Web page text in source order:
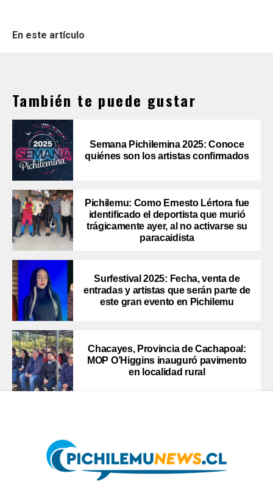
En este artículo
También te puede gustar
Semana Pichilemina 2025: Conoce
quiénes son los artistas confirmados
Pichilemu: Como Ernesto Lértora fue
identificado el deportista que murió
trágicamente ayer, al no activarse su
paracaidista
Surfestival 2025: Fecha, venta de
entradas y artistas que serán parte de
este gran evento en Pichilemu
Chacayes, Provincia de Cachapoal:
MOP O’Higgins inauguró pavimento
en localidad rural